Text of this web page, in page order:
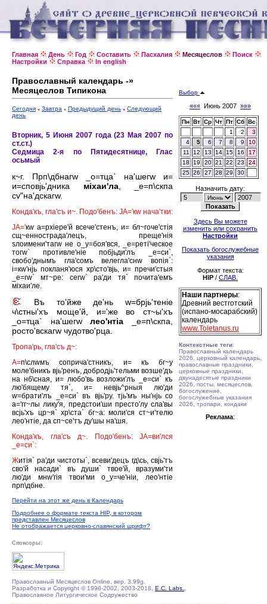
Главная День Год Составить Пасхалия Месяцеслов
Поиск
Настройки
Справка In english
Православный календарь -»
Месяцеслов Типикона
Сегодня Завтра Предыдущий день
Следующий
день
Вторник, 5 Июня 2007 года (23 Мая 2007 по
ст.ст.)
Седмица 2-я по Пятидесятнице, Глас
осьмый
к~г. Прп\дбнагw _о=тца` на'шегw и=
и=сповjь'дника мiхаи'ла, _е=п\скпа
сv"на'дскагw.
Конда'къ, гла'съ и~. Подо'бенъ: JА='кw нача'тки:
JА='кw а=рхiере'й всече'стенъ, и= бл~гоче'стiя
сщ~еннострада'лецъ, преще'нiя
sлоимени'тагw не о_у=боя'вся, _е=ретi'ческое
тогw` противле'нiе побjьди'лъ _е=си`,
свобо'днымъ гла'сомъ велегла'снw вопiя`:
i=кw'нjь покланя'юся хр\сто'вjь, и= пречи'стыя
_е=гw` мт~ре: сегw` ра'ди тя` почита'емъ
мiхаи'ле.
Въ то'йже де'нь w=брjь'тенiе
ч\стны'хъ моще'й, и='же во ст~ы'хъ
_о=тца` на'шегwлео'нтiа _е=п\скпа,
росто'вскагw чудотво'рца.
Тропа'рь, гла'съ д~:
А=п\слwмъ соприча'стникъ, и= къ бг~у
моле'бникъ вjь'ренъ, добродjь'тельми возше'дъ
на нб\сная, и= любо'вь возложи'лъ _е=си` къ
лю'бящему тя`, и= невjь^рныя лю'ди
w=брати'лъ _е=си` въ вjь'ру. тjь'мъ ны'нjь со
а='гг~лы лику'я, предстои'ши престо'лу сла'вы
всjь'хъ цр~я` хр\ста` бг~а: моли'ся ст~и'телю
лео'нтiе, да сп~се'тъ ду'шы на'шя.
Конда'къ, гла'съ д~. Подо'бенъ: JА=ви'лся
_е=си`:
Житiя` ра'ди чистоты`, всеви'децъ гд\сь, свjь'тъ
сво'й насади` въ души` твое'й, вразуми'ти
лю'ди мнw'гiя твои'ми о_у=че'нiи, лео'нтiе
прп\дбне.
Перейти на этот же день в Календарь
Подробнее о формате текста HIP, в котором
представлен Месяцеслов
Не отображается церковно-славянский шрифт?
Выбор
««« Июнь 2007 »»»
Пн Вт Ср Чт Пт Сб Вс
1
2
3
4
5 6 7 8 9
10
11
12 13 14 15 16
17
18
19 20 21 22 23
24
25 26 27 28 29 30
Назначить дату:
Здесь Вы можете
изменить или сохранить
Настройки
Показать богослужебные
указания
Формат текста:
HIP / СЛАВ.
Наши партнеры:
Древний вестготский
(испано-мосарабский)
календарь
www.Toletanus.ru
Контекстные теги:
Православный календарь
2026, церковный календарь,
православные праздники,
церковные праздники,
двунадесятые праздники
2026, посты, месяцеслов,
богослужение,
богослужебные указания
2026, тропари, кондаки
Реклама:
Спонсоры:
Православный Месяцеслов Online, вер. 3.99g.
Разработка и Copyright © 1998-2002, 2003-2018, E.C. Labs.
Православное Литургическое Содружество